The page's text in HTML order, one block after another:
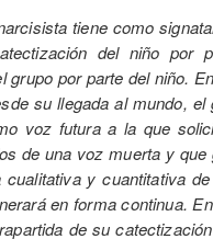
tiene como
del niño por
grupo por parte del niño.
su llegada al mundo, el
voz futura a la que
de una voz muerta y
cualitativa y cuantitativa
en forma continua.
de su